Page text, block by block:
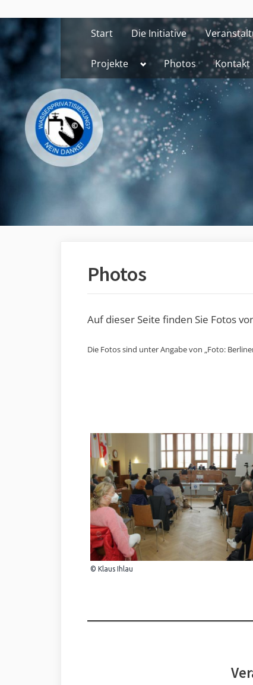
to
content
Start Die Initiative
Projekte Toggle
menu
Photos Kontakt
Photos
Auf dieser Seite finden Sie Fotos
Die Fotos sind unter Angabe von „Foto:
© Klaus Ihlau